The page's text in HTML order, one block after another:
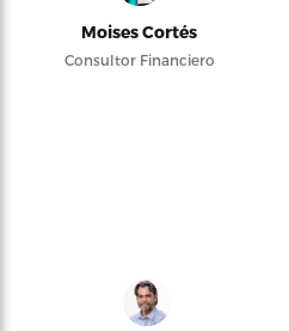
Moises Cortés
Consultor Financiero